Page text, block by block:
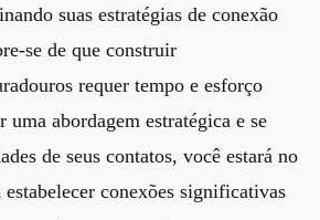
suas estratégias de conexão
se de que construir
requer tempo e esforço
abordagem estratégica e se
de seus contatos, você estará no
conexões significativas